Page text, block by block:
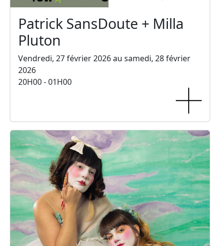
Patrick SansDoute + Milla
Pluton
Vendredi, 27 février 2026 au samedi, 28 février
2026
20H00 - 01H00